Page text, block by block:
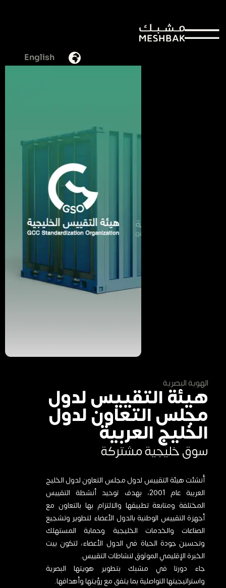
English
عودة الى المشاريع
الهوية البصرية
هيئة التقييس لدول
مجلس التعاون لدول
الخليج العربية
سوق خليجية مشتركة
أُنشئت هيئة التقييس لدول مجلس التعاون لدول الخليج
العربية عام 2001، بهدف توحيد أنشطة التقييس
المختلفة ومتابعة تطبيقها والالتزام بها بالتعاون مع
أجهزة التقييس الوطنية بالدول الأعضاء لتطوير وتشجيع
الصناعات والخدمات الخليجية وحماية المستهلك
وتحسين جودة الحياة في الدول الأعضاء، لتكون بيت
الخبرة الإقليمي الموثوق لنشاطات التقييس.
جاء دورنا في مشبك بتطوير هويتها البصرية
واستراتيجيتها التواصلية بما يتفق مع رؤيتها وأهدافها.